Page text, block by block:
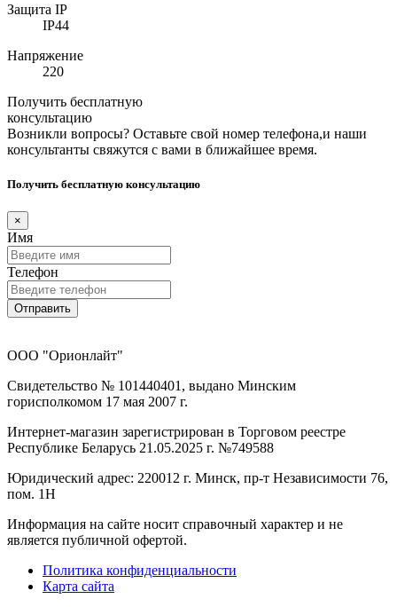
Защита IP
IP44
Напряжение
220
Получить бесплатную
консультацию
Возникли вопросы? Оставьте свой номер телефона,и наши
консультанты свяжутся с вами в ближайшее время.
Получить бесплатную консультацию
×
Имя
Телефон
Отправить
ООО "Орионлайт"
Свидетельство № 101440401, выдано Минским
горисполкомом 17 мая 2007 г.
Интернет-магазин зарегистрирован в Торговом реестре
Республике Беларусь 21.05.2025 г. №749588
Юридический адрес: 220012 г. Минск, пр-т Независимости 76,
пом. 1Н
Информация на сайте носит справочный характер и не
является публичной офертой.
Политика конфиденциальности
Карта сайта